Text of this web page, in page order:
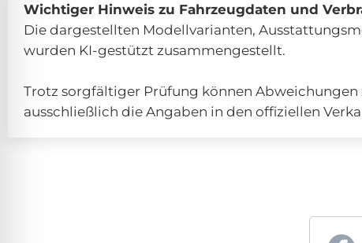
Wichtiger Hinweis zu Fahrzeugdaten und
Die dargestellten Modellvarianten,
wurden KI-gestützt zusammengestellt.
Trotz sorgfältiger Prüfung können
ausschließlich die Angaben in den offiziellen